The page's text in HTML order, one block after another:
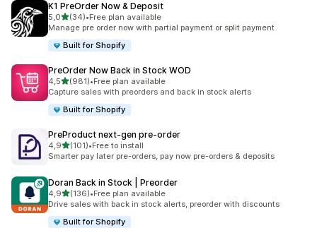
K1 PreOrder Now & Deposit
5,0na 5 gwiazdek
(34)
Łączna liczba recenzji: 34
•Free plan available
Manage pre order now with partial payment or split payment
Built for Shopify
PreOrder Now Back in Stock WOD
4,5na 5 gwiazdek
(981)
Łączna liczba recenzji: 981
•Free plan available
Capture sales with preorders and back in stock alerts
Built for Shopify
PreProduct next‑gen pre‑order
4,9na 5 gwiazdek
(101)
Łączna liczba recenzji: 101
•Free to install
Smarter pay later pre-orders, pay now pre-orders & deposits
Doran Back in Stock | Preorder
4,9na 5 gwiazdek
(136)
Łączna liczba recenzji: 136
•Free plan available
Drive sales with back in stock alerts, preorder with discounts
Built for Shopify